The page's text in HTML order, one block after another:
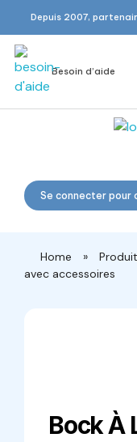
Depuis 2007,
Besoin d’aide
Veto
Se connecter pour
Home »
avec accessoires
Bock À